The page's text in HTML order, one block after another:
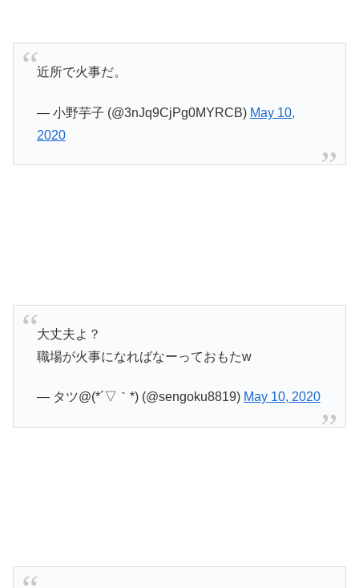
近所で火事だ。
— 小野芋子 (@3nJq9CjPg0MYRCB) May 10,
2020
大丈夫よ？
職場が火事になればなーっておもたw
— タツ@(*´▽｀*) (@sengoku8819) May 10, 2020